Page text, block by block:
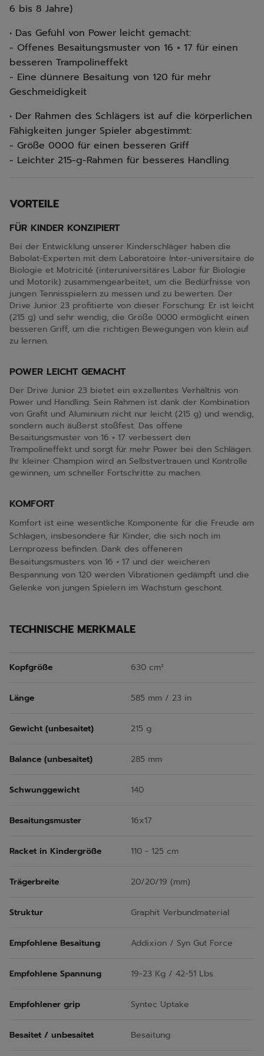
6 bis 8 Jahre)
• Das Gefühl von Power leicht gemacht:
- Offenes Besaitungsmuster von 16 × 17 für einen
besseren Trampolineffekt
- Eine dünnere Besaitung von 120 für mehr
Geschmeidigkeit
• Der Rahmen des Schlägers ist auf die körperlichen
Fähigkeiten junger Spieler abgestimmt:
- Größe 0000 für einen besseren Griff
- Leichter 215-g-Rahmen für besseres Handling
VORTEILE
FÜR KINDER KONZIPIERT
Bei der Entwicklung unserer Kinderschläger haben die
Babolat-Experten mit dem Laboratoire Inter-universitaire de
Biologie et Motricité (interuniversitäres Labor für Biologie
und Motorik) zusammengearbeitet, um die Bedürfnisse von
jungen Tennisspielern zu messen und zu bewerten. Der
Drive Junior 23 profitierte von dieser Forschung: Er ist leicht
(215 g) und sehr wendig, die Größe 0000 ermöglicht einen
besseren Griff, um die richtigen Bewegungen von klein auf
zu lernen.
POWER LEICHT GEMACHT
Der Drive Junior 23 bietet ein exzellentes Verhältnis von
Power und Handling. Sein Rahmen ist dank der Kombination
von Grafit und Aluminium nicht nur leicht (215 g) und wendig,
sondern auch äußerst stoßfest. Das offene
Besaitungsmuster von 16 × 17 verbessert den
Trampolineffekt und sorgt für mehr Power bei den Schlägen.
Ihr kleiner Champion wird an Selbstvertrauen und Kontrolle
gewinnen, um schneller Fortschritte zu machen.
KOMFORT
Komfort ist eine wesentliche Komponente für die Freude am
Schlagen, insbesondere für Kinder, die sich noch im
Lernprozess befinden. Dank des offeneren
Besaitungsmusters von 16 × 17 und der weicheren
Bespannung von 120 werden Vibrationen gedämpft und die
Gelenke von jungen Spielern im Wachstum geschont.
TECHNISCHE MERKMALE
Kopfgröße 630 cm²
Länge 585 mm / 23 in
Gewicht (unbesaitet) 215 g
Balance (unbesaitet) 285 mm
Schwunggewicht 140
Besaitungsmuster 16x17
Racket in Kindergröße 110 - 125 cm
Trägerbreite 20/20/19 (mm)
Struktur Graphit Verbundmaterial
Empfohlene Besaitung Addixion / Syn Gut Force
Empfohlene Spannung 19-23 Kg / 42-51 Lbs
Empfohlener grip Syntec Uptake
Besaitet / unbesaitet Besaitung